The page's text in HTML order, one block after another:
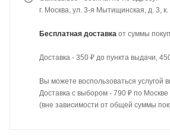
г. Москва, ул. 3-я Мытищинская, д. 3, к.
Бесплатная доставка от суммы
Доставка - 350 ₽ до пункта выдачи,
Вы можете воспользоваться услугой
Доставка с выбором - 790 ₽ по Москве
(вне зависимости от общей суммы